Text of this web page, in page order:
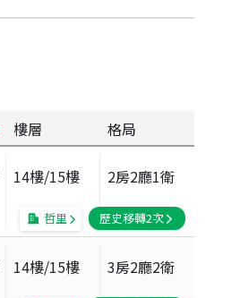
樓層 格局
14樓/15樓 2房2廳1衛
哲里 歷史移轉2次
14樓/15樓 3房2廳2衛